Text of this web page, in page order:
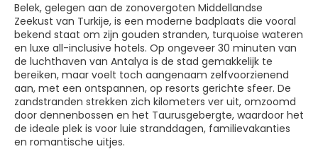
Belek, gelegen aan de zonovergoten Middellandse
Zeekust van Turkije, is een moderne badplaats die vooral
bekend staat om zijn gouden stranden, turquoise wateren
en luxe all-inclusive hotels. Op ongeveer 30 minuten van
de luchthaven van Antalya is de stad gemakkelijk te
bereiken, maar voelt toch aangenaam zelfvoorzienend
aan, met een ontspannen, op resorts gerichte sfeer. De
zandstranden strekken zich kilometers ver uit, omzoomd
door dennenbossen en het Taurusgebergte, waardoor het
de ideale plek is voor luie stranddagen, familievakanties
en romantische uitjes.